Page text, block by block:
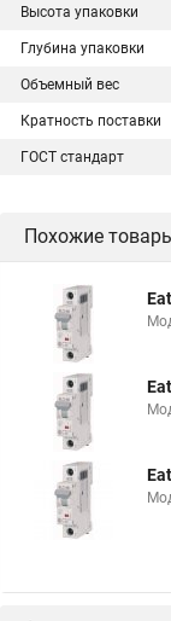
Высота упаковки
Глубина упаковки
Объемный вес
Кратность поставки
ГОСТ стандарт
Похожие